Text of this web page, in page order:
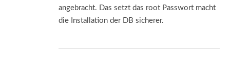
angebracht. Das setzt das root Passwort macht
die Installation der DB sicherer.